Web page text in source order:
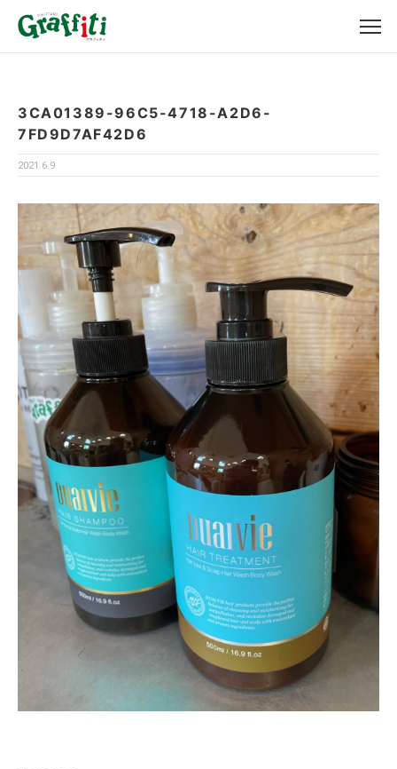
3CA01389-96C5-4718-A2D6-
7FD9D7AF42D6
2021.6.9